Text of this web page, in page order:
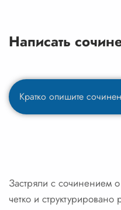
Написать
Застряли с сочинением
четко и структурировано